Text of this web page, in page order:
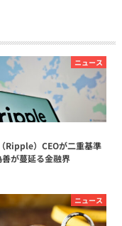
ニュース
Ripple）CEOが二重基準
が蔓延る金融界
ニュース